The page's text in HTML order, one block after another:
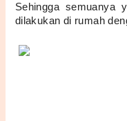
Sehingga semuanya
dilakukan di rumah